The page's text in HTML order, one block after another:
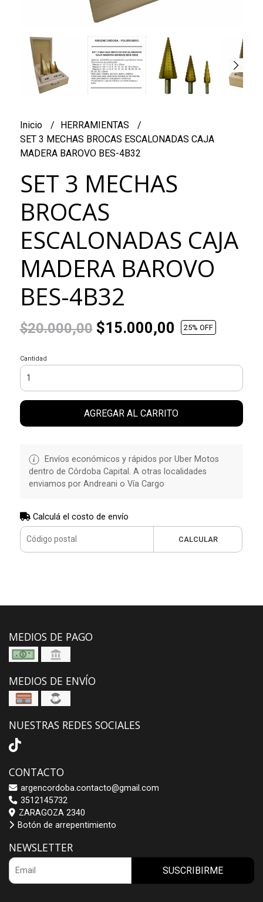
Inicio
HERRAMIENTAS
SET 3 MECHAS BROCAS ESCALONADAS CAJA
MADERA BAROVO BES-4B32
SET 3 MECHAS
BROCAS
ESCALONADAS CAJA
MADERA BAROVO
BES-4B32
$20.000,00$15.000,00 25% OFF
Cantidad
AGREGAR AL CARRITO
Envíos económicos y rápidos por Uber Motos
dentro de Córdoba Capital. A otras localidades
enviamos por Andreani o Vía Cargo
Calculá el costo de envío
CALCULAR
MEDIOS DE PAGO
MEDIOS DE ENVÍO
NUESTRAS REDES SOCIALES
CONTACTO
argencordoba.contacto@gmail.com
3512145732
ZARAGOZA 2340
Botón de arrepentimiento
NEWSLETTER
SUSCRIBIRME